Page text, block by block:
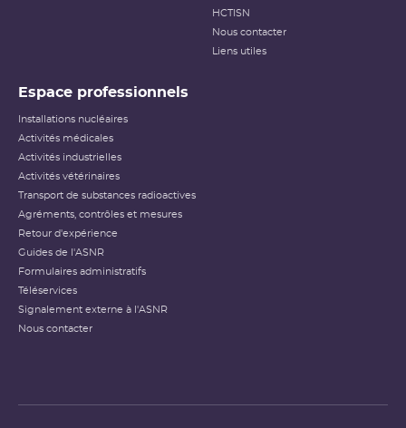
HCTISN
Nous contacter
Liens utiles
Espace professionnels
Installations nucléaires
Activités médicales
Activités industrielles
Activités vétérinaires
Transport de substances radioactives
Agréments, contrôles et mesures
Retour d'expérience
Guides de l'ASNR
Formulaires administratifs
Téléservices
Signalement externe à l'ASNR
Nous contacter